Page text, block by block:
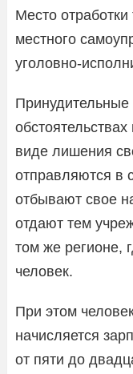
Место
местного
уголовно-
виде лишения
отправляются в
отбывают свое
отдают тем
том же регионе,
человек.
При этом
начисляется
от пяти до